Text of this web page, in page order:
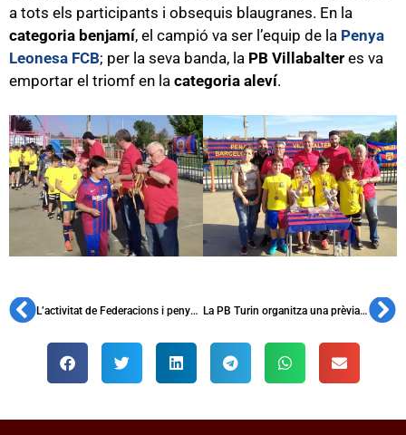
a tots els participants i obsequis blaugranes. En la
categoria benjamí, el campió va ser l’equip de la Penya
Leonesa FCB; per la seva banda, la PB Villabalter es va
emportar el triomf en la categoria aleví.
L’activitat de Federacions i penyes es va acostant a la normalitat La PB Turin organitza una prèvia de la final de la Champions femenina